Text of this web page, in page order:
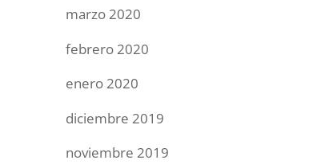
marzo 2020
febrero 2020
enero 2020
diciembre 2019
noviembre 2019